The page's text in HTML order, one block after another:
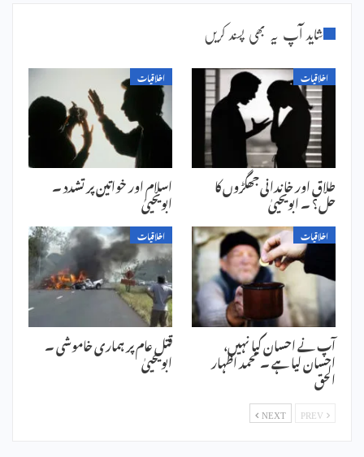
شاید آپ یہ بھی پسند کریں
اخلاقیات
طلاق اور خاندانی جھگڑوں کا
حل؟ ۔ ابویحییٰ
اخلاقیات
اسلام اور خواتین پر تشدد ۔
ابویحییٰ
اخلاقیات
آپ نے احسان کیا نہیں،
احسان لیا ہے ۔ محمد اظہار
الحق
اخلاقیات
قتل عام پر ہماری خاموشی ۔
ابویحییٰ
NEXT